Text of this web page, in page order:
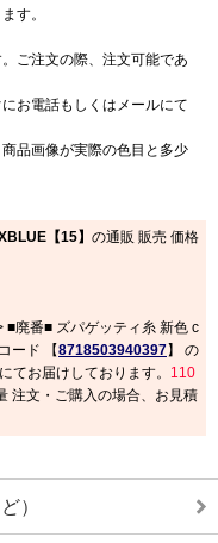
す。
ご注文の際、注文可能であ
お電話もしくはメールにて
品画像が実際の色目と多少
【15】 の通販 販売 価格
■廃番■ ズパゲッティ糸 新色 c
ード 【8718503940397】 の
てお届けしております。 110
注文・ご購入の場合、お見積
）